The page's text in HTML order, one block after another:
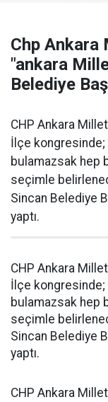
Chp Ankara
"ankara
Belediye
CHP Ankara
İlçe kongresinde;
bulamazsak hep
seçimle
Sincan Belediye
yaptı.
CHP Ankara
İlçe kongresinde;
bulamazsak hep
seçimle
Sincan Belediye
yaptı.
CHP Ankara